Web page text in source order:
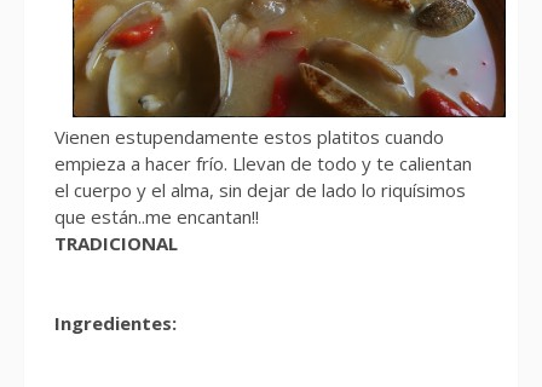
Vienen estupendamente estos platitos cuando
empieza a hacer frío. Llevan de todo y te calientan
el cuerpo y el alma, sin dejar de lado lo riquísimos
que están..me encantan!!
TRADICIONAL
Ingredientes: